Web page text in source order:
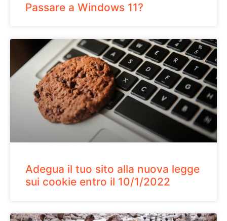
Passare a Windows 11?
Adegua il tuo sito alla nuova legge
sui cookie entro il 10/1/2022